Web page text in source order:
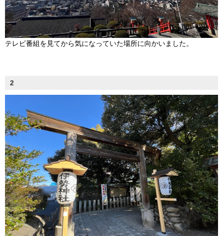
テレビ番組を見てから気になっていた場所に向かいました。
2